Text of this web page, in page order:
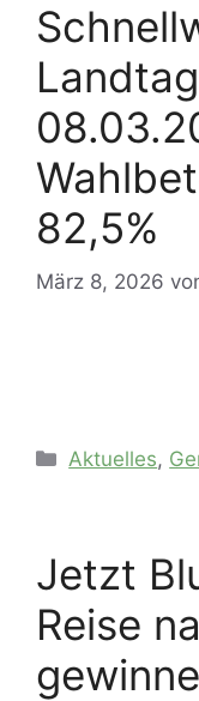
82,5%
März 8, 2026
Kategorien
Aktuelles,
Jetzt
Reise